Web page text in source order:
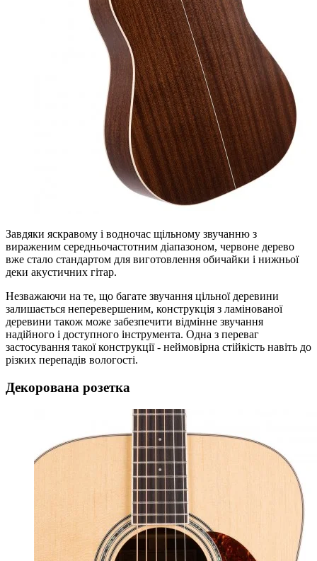
Завдяки яскравому і водночас щільному звучанню з
вираженим середньочастотним діапазоном, червоне дерево
вже стало стандартом для виготовлення обичайки і нижньої
деки акустичних гітар.
Незважаючи на те, що багате звучання цільної деревини
залишається неперевершеним, конструкція з ламінованої
деревини також може забезпечити відмінне звучання
надійного і доступного інструмента. Одна з переваг
застосування такої конструкції - неймовірна стійкість навіть до
різких перепадів вологості.
Декорована розетка